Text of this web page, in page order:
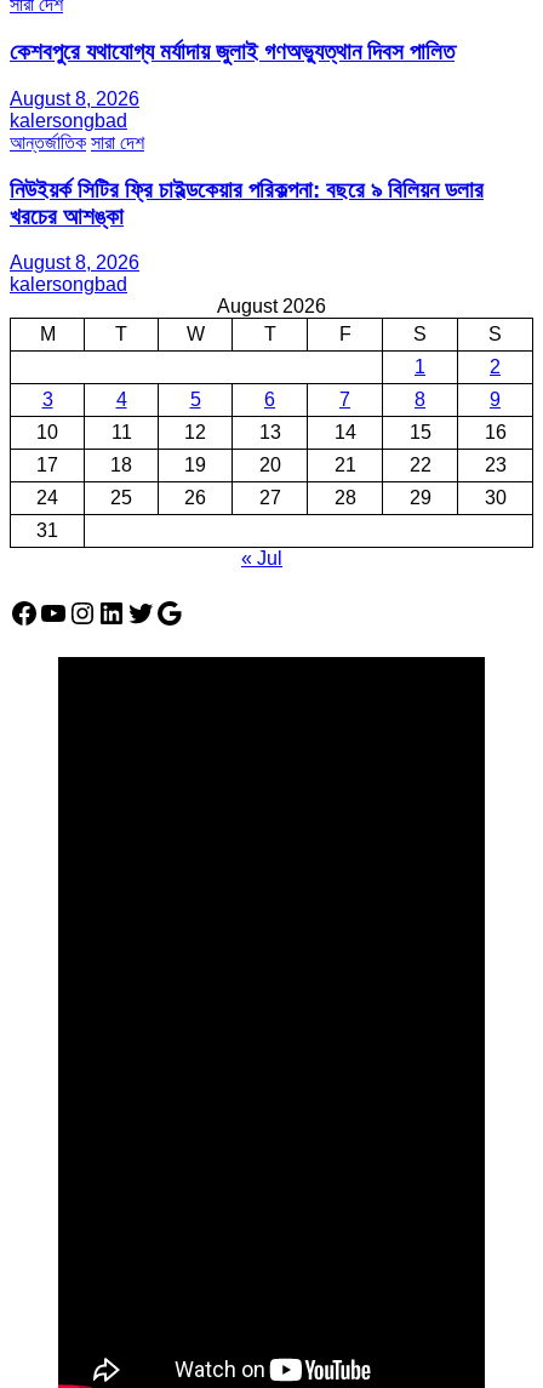
সারা দেশ
কেশবপুরে যথাযোগ্য মর্যাদায় জুলাই গণঅভ্যুত্থান দিবস পালিত
August 8, 2026
kalersongbad
আন্তর্জাতিক সারা দেশ
নিউইয়র্ক সিটির ফ্রি চাইল্ডকেয়ার পরিকল্পনা: বছরে ৯ বিলিয়ন ডলার
খরচের আশঙ্কা
August 8, 2026
kalersongbad
August 2026
M
T W T F S
S
1
2
3
4 5 6 7 8
9
10
11 12 13 14 15
16
17
18 19 20 21 22
23
24
25 26 27 28 29
30
31
« Jul
Facebook
YouTube
Instagram
LinkedIn
Twitter
Google